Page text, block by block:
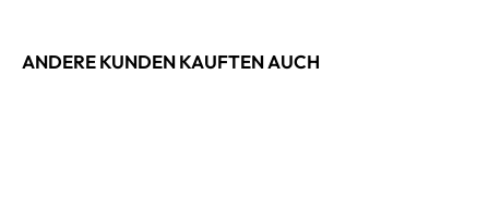
ANDERE KUNDEN KAUFTEN AUCH